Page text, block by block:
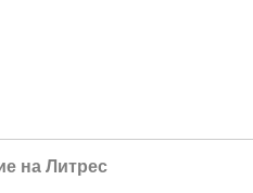
на Литрес